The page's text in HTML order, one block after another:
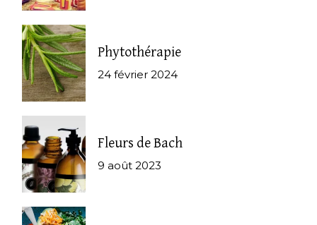
Phytothérapie
24 février 2024
Fleurs de Bach
9 août 2023